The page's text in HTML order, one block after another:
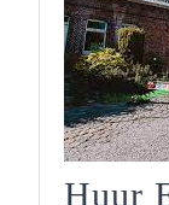
Huur